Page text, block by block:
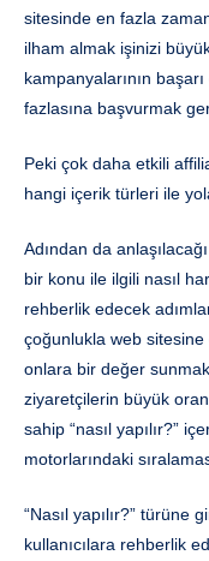
sitesinde en fazla
ilham almak işinizi
kampanyalarının
fazlasına başvurmak
Peki çok daha etkili
hangi içerik türleri ile
Adından da
bir konu ile ilgili nasıl
rehberlik edecek
çoğunlukla web sitesine
onlara bir değer
ziyaretçilerin büyük
sahip “nasıl yapılır?”
motorlarındaki
“Nasıl yapılır?” türüne
kullanıcılara rehberlik